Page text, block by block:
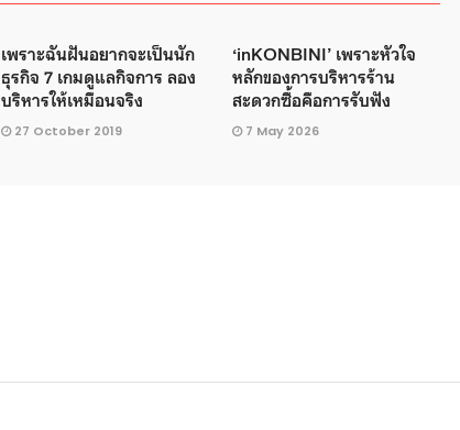
เพราะฉันฝันอยากจะเป็นนัก
ธุรกิจ 7 เกมดูแลกิจการ ลอง
บริหารให้เหมือนจริง
27 October 2019
‘inKONBINI’ เพราะหัวใจ
หลักของการบริหารร้าน
สะดวกซื้อคือการรับฟัง
7 May 2026